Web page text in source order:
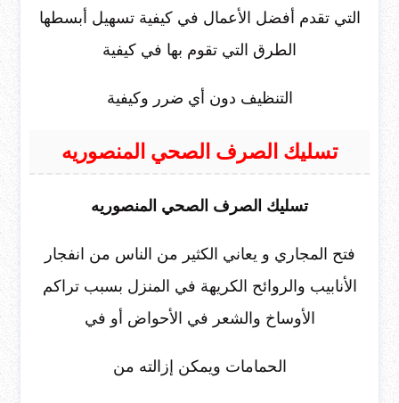
التي تقدم أفضل الأعمال في كيفية تسهيل أبسطها
الطرق التي تقوم بها في كيفية
التنظيف دون أي ضرر وكيفية
تسليك الصرف الصحي المنصوريه
تسليك الصرف الصحي المنصوريه
فتح المجاري و يعاني الكثير من الناس من انفجار
الأنابيب والروائح الكريهة في المنزل بسبب تراكم
الأوساخ والشعر في الأحواض أو في
الحمامات ويمكن إزالته من